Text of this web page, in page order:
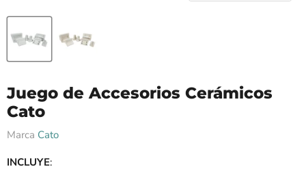
Juego de Accesorios Cerámicos
Cato
Marca Cato
INCLUYE: